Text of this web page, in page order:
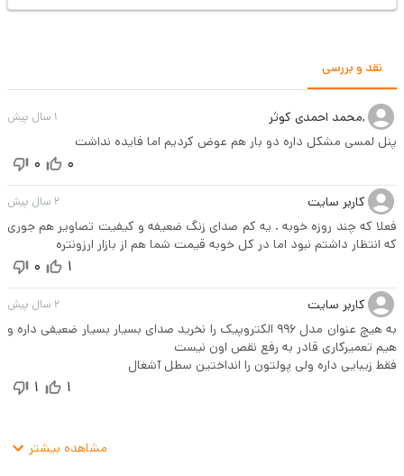
نقد و بررسی
,محمد احمدی کوثر 1 سال پیش
پنل لمسی مشکل داره دو بار هم عوض کردیم اما فایده نداشت
0
0
کاربر سایت 2 سال پیش
فعلا که چند روزه خوبه . یه کم صدای زنگ ضعیفه و کیفیت تصاویر هم جوری
که انتظار داشتم نبود اما در کل خوبه قیمت شما هم از بازار ارزونتره
1
0
کاربر سایت 2 سال پیش
به هیچ عنوان مدل ۹۹۶ الکتروپیک را نخرید صدای بسیار بسیار ضعیفی داره و
هیم تعمیرکاری قادر به رفع نقص اون نیست
فقط زیبایی داره ولی پولتون را انداختین سطل آشغال
1
1
مشاهده بیشتر